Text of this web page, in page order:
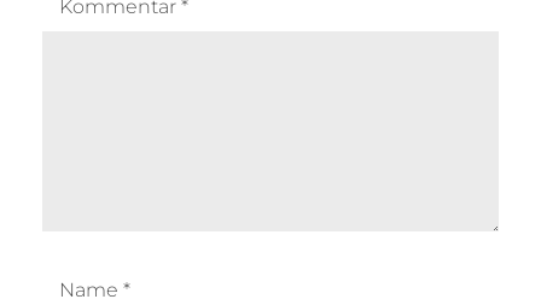
Kommentar *
Name *